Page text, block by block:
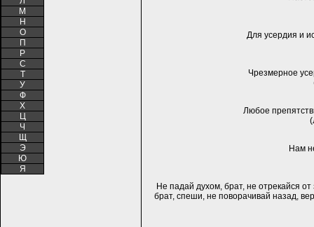
М
Н
О
П
Р
С
Т
У
Ф
Х
Ц
Ч
Щ
Э
Ю
Я
Для усердия и
Чрезмерное
Любое
Нам
Не падай духом, брат, не отрекайся
брат, спеши, не поворачивай назад,